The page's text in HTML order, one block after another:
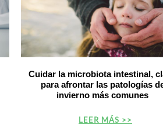
Cuidar la microbiota intestinal,
para afrontar las patologías
invierno más comunes
LEER MÁS >>